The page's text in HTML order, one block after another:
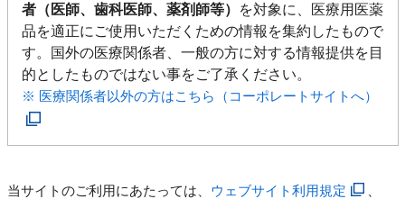
者（医師、歯科医師、薬剤師等）
を対象に、医療用医薬
品を適正にご使用いただくための情報を集約したもので
す。国外の医療関係者、一般の方に対する情報提供を目
的としたものではない事をご了承ください。
※ 医療関係者以外の方はこちら（コーポレートサイトへ）
当サイトのご利用にあたっては、 ウェブサイト利用規定